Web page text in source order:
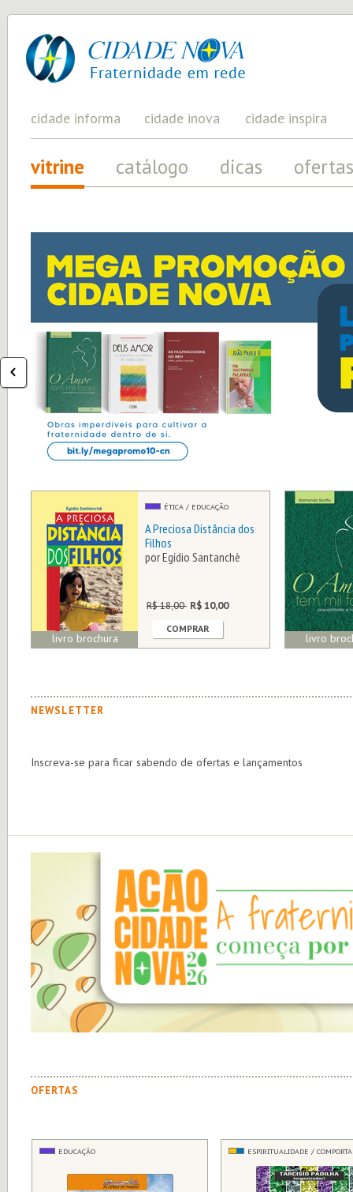
cidade
nova
UM
PROJETO
PELA
FRATERNIDADE
cidade informa cidade inova cidade inspira
vitrine catálogo dicas ofertas
livro brochura
ÉTICA / EDUCAÇÃO
A Preciosa Distância dos
Filhos
por Egídio Santanchè
R$ 18,00 R$ 10,00
COMPRAR
livro
NEWSLETTER
Inscreva-se para ficar sabendo de ofertas e lançamentos
OFERTAS
EDUCAÇÃO ESPIRITUALIDADE /